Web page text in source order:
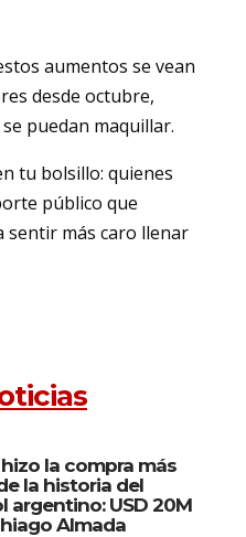
aumentos se vean
desde octubre,
puedan maquillar.
tu bolsillo: quienes
público que
sentir más caro llenar
hizo la compra más
la historia del
argentino: USD 20M
Almada